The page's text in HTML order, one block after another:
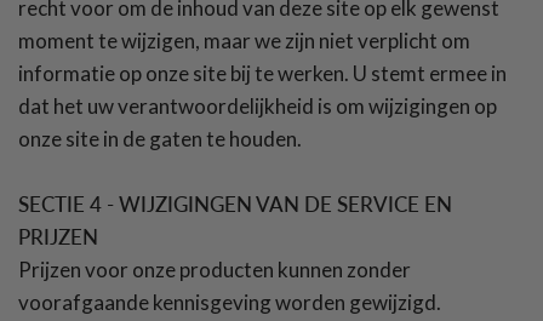
recht voor om de inhoud van deze site op elk gewenst
moment te wijzigen, maar we zijn niet verplicht om
informatie op onze site bij te werken. U stemt ermee in
dat het uw verantwoordelijkheid is om wijzigingen op
onze site in de gaten te houden.
SECTIE 4 - WIJZIGINGEN VAN DE SERVICE EN
PRIJZEN
Prijzen voor onze producten kunnen zonder
voorafgaande kennisgeving worden gewijzigd.